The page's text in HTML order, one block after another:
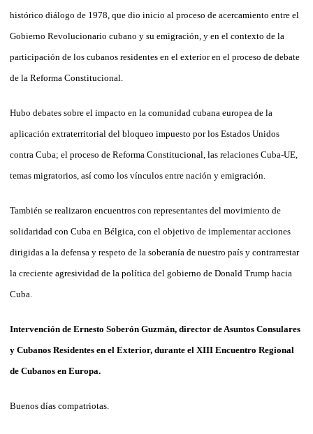
histórico diálogo de 1978, que dio inicio al proceso de acercamiento entre el
Gobierno Revolucionario cubano y su emigración, y en el contexto de la
participación de los cubanos residentes en el exterior en el proceso de debate
de la Reforma Constitucional.
Hubo debates sobre el impacto en la comunidad cubana europea de la
aplicación extraterritorial del bloqueo impuesto por los Estados Unidos
contra Cuba; el proceso de Reforma Constitucional, las relaciones Cuba-UE,
temas migratorios, así como los vínculos entre nación y emigración.
También se realizaron encuentros con representantes del movimiento de
solidaridad con Cuba en Bélgica, con el objetivo de implementar acciones
dirigidas a la defensa y respeto de la soberanía de nuestro país y contrarrestar
la creciente agresividad de la política del gobierno de Donald Trump hacia
Cuba.
Intervención de Ernesto Soberón Guzmán, director de Asuntos Consulares
y Cubanos Residentes en el Exterior, durante el XIII Encuentro Regional
de Cubanos en Europa.
Buenos días compatriotas.